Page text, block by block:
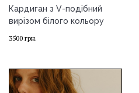
Кардиган з V-подібний
вирізом білого кольору
3500 грн.